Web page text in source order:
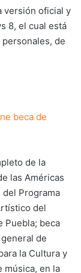
versión oficial y
8, el cual está
de
beca de
de la
las Américas
Programa
del
Puebla; beca
de
la Cultura y
música, en la